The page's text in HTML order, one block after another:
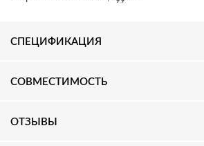
СПЕЦИФИКАЦИЯ
СОВМЕСТИМОСТЬ
ОТЗЫВЫ
предложения для